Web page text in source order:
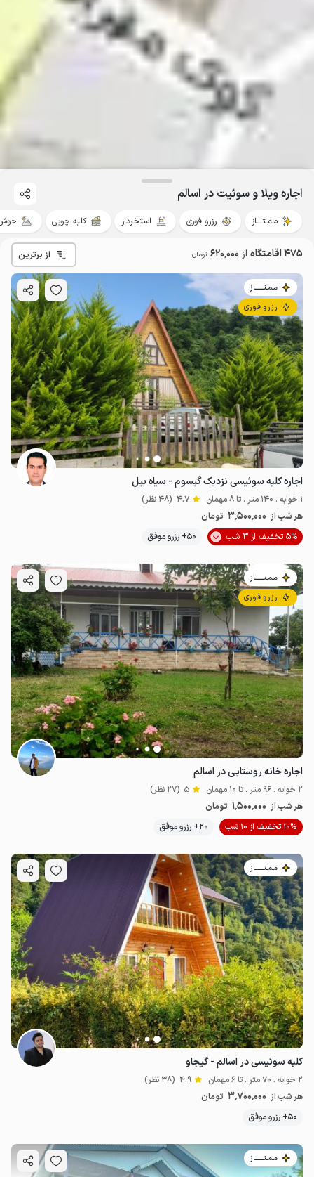
اجاره ویلا و سوئیت در اسالم
مـمـتــــاز رزرو فوری استخردار کلبه چوبی
475 اقامتگاه از 620٬000 تومان از برترین
مـمـتــــــاز
رزرو فوری
اجاره کلبه سوئیسی نزدیک گیسوم - سیاه بیل
1 خوابه . 140 متر . تا 8 مهمان 4.7 (48 نظر)
هر شب از 3٬500٬000 تومان
5% تخفیف از 3 شب
50+ رزرو موفق
مـمـتــــــاز
رزرو فوری
اجاره خانه روستایی در اسالم
2 خوابه . 96 متر . تا 10 مهمان 5 (27 نظر)
هر شب از 1٬500٬000 تومان
10% تخفیف از 10 شب
20+ رزرو موفق
مـمـتــــــاز
کلبه سوئیسی در اسالم - گیجاو
2 خوابه . 70 متر . تا 6 مهمان 4.9 (38 نظر)
هر شب از 3٬700٬000 تومان
50+ رزرو موفق
مـمـتــــــاز